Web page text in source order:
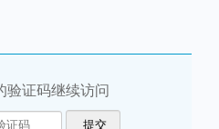
验证码继续访问